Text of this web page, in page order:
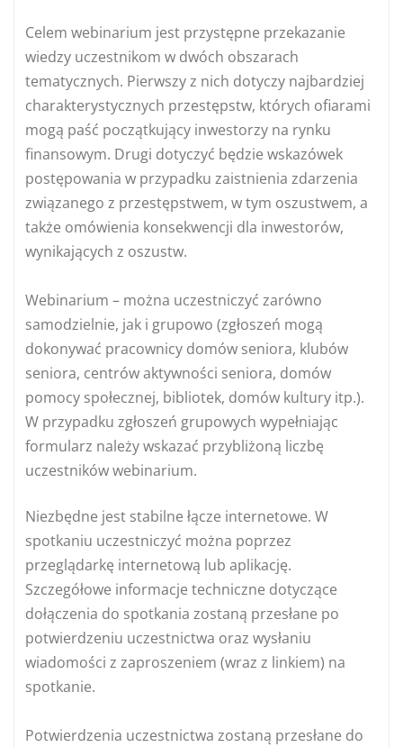
Celem webinarium jest przystępne przekazanie
wiedzy uczestnikom w dwóch obszarach
tematycznych. Pierwszy z nich dotyczy najbardziej
charakterystycznych przestępstw, których ofiarami
mogą paść początkujący inwestorzy na rynku
finansowym. Drugi dotyczyć będzie wskazówek
postępowania w przypadku zaistnienia zdarzenia
związanego z przestępstwem, w tym oszustwem, a
także omówienia konsekwencji dla inwestorów,
wynikających z oszustw.
Webinarium – można uczestniczyć zarówno
samodzielnie, jak i grupowo (zgłoszeń mogą
dokonywać pracownicy domów seniora, klubów
seniora, centrów aktywności seniora, domów
pomocy społecznej, bibliotek, domów kultury itp.).
W przypadku zgłoszeń grupowych wypełniając
formularz należy wskazać przybliżoną liczbę
uczestników webinarium.
Niezbędne jest stabilne łącze internetowe. W
spotkaniu uczestniczyć można poprzez
przeglądarkę internetową lub aplikację.
Szczegółowe informacje techniczne dotyczące
dołączenia do spotkania zostaną przesłane po
potwierdzeniu uczestnictwa oraz wysłaniu
wiadomości z zaproszeniem (wraz z linkiem) na
spotkanie.
Potwierdzenia uczestnictwa zostaną przesłane do